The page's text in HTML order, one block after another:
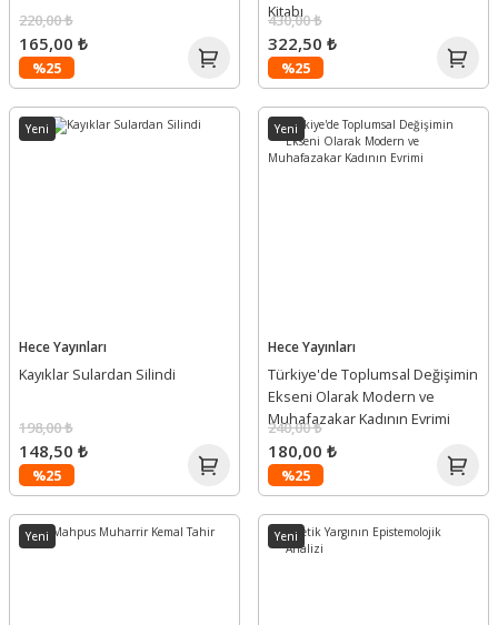
%25
220,00 ₺
165,00 ₺
Kitabı
%25
430,00 ₺
322,50 ₺
Yeni
Hece Yayınları
Kayıklar Sulardan Silindi
%25
198,00 ₺
148,50 ₺
Yeni
Hece Yayınları
Türkiye'de Toplumsal Değişimin
Ekseni Olarak Modern ve
Muhafazakar Kadının Evrimi
%25
240,00 ₺
180,00 ₺
Yeni Yeni